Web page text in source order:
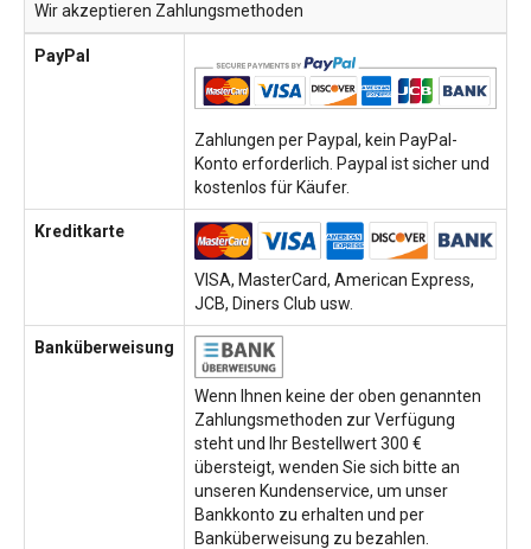
Wir akzeptieren Zahlungsmethoden
PayPal
Zahlungen per Paypal, kein PayPal-
Konto erforderlich. Paypal ist sicher und
kostenlos für Käufer.
Kreditkarte
VISA, MasterCard, American Express,
JCB, Diners Club usw.
Banküberweisung
Wenn Ihnen keine der oben genannten
Zahlungsmethoden zur Verfügung
steht und Ihr Bestellwert 300 €
übersteigt, wenden Sie sich bitte an
unseren Kundenservice, um unser
Bankkonto zu erhalten und per
Banküberweisung zu bezahlen.